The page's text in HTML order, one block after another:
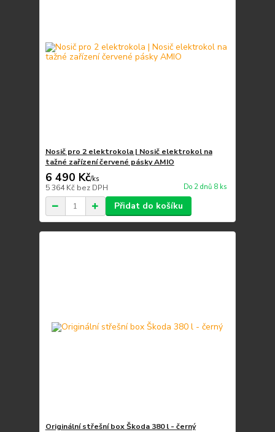
Nosič pro 2 elektrokola | Nosič elektrokol na
tažné zařízení červené pásky AMIO
6 490 Kč/ks
5 364 Kč bez DPH Do 2 dnů 8 ks
Přidat do košíku
Originální střešní box Škoda 380 l - černý